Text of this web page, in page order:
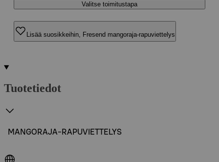
Valitse toimitustapa
Lisää suosikkeihin, Fresend mangoraja-rapuviettelys
Tuotetiedot
MANGORAJA-RAPUVIETTELYS